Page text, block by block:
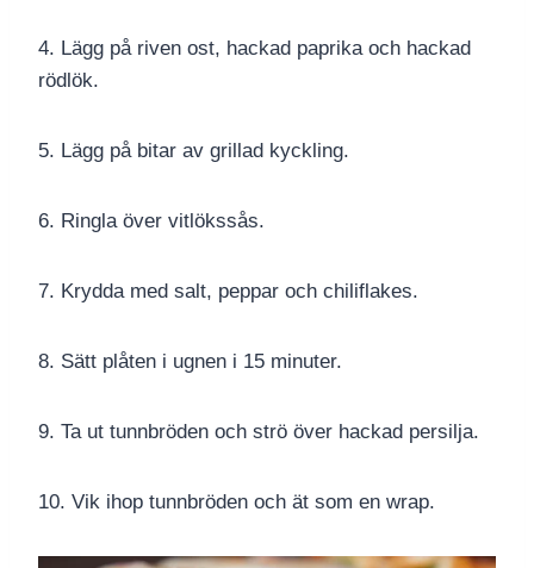
4. Lägg på riven ost, hackad paprika och hackad
rödlök.
5. Lägg på bitar av grillad kyckling.
6. Ringla över vitlökssås.
7. Krydda med salt, peppar och chiliflakes.
8. Sätt plåten i ugnen i 15 minuter.
9. Ta ut tunnbröden och strö över hackad persilja.
10. Vik ihop tunnbröden och ät som en wrap.